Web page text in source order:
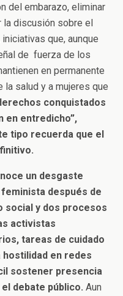
del embarazo, eliminar
la discusión sobre el
que, aunque
de fuerza de los
en permanente
salud y a mujeres que
conquistados
en entredicho”,
tipo recuerda que el
un desgaste
después de
social y dos procesos
activistas
tareas de cuidado
hostilidad en redes
sostener presencia
debate público. Aun